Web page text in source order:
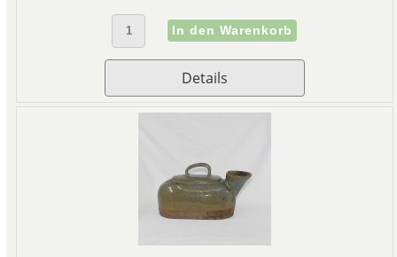
Onlineshop für antike
Chinesische
Details